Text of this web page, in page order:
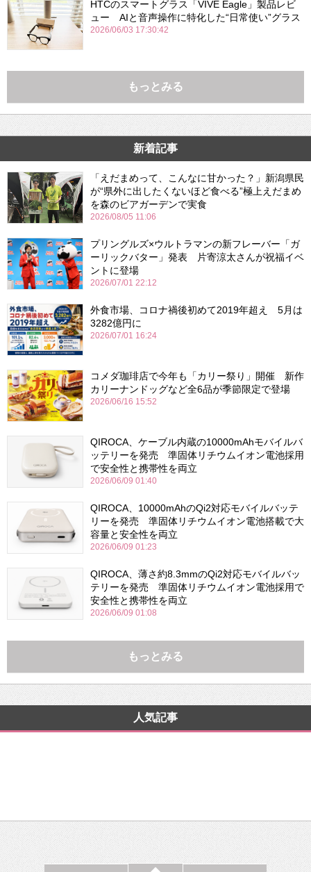
HTCのスマートグラス「VIVE Eagle」製品レビ
ュー AIと音声操作に特化した“日常使い”グラス
2026/06/03 17:30:42
もっとみる
新着記事
「えだまめって、こんなに甘かった？」新潟県民
が“県外に出したくないほど食べる”極上えだまめ
を森のビアガーデンで実食
2026/08/05 11:06
プリングルズ×ウルトラマンの新フレーバー「ガ
ーリックバター」発表 片寄涼太さんが祝福イベ
ントに登場
2026/07/01 22:12
外食市場、コロナ禍後初めて2019年超え 5月は
3282億円に
2026/07/01 16:24
コメダ珈琲店で今年も「カリー祭り」開催 新作
カリーナンドッグなど全6品が季節限定で登場
2026/06/16 15:52
QIROCA、ケーブル内蔵の10000mAhモバイルバ
ッテリーを発売 準固体リチウムイオン電池採用
で安全性と携帯性を両立
2026/06/09 01:40
QIROCA、10000mAhのQi2対応モバイルバッテ
リーを発売 準固体リチウムイオン電池搭載で大
容量と安全性を両立
2026/06/09 01:23
QIROCA、薄さ約8.3mmのQi2対応モバイルバッ
テリーを発売 準固体リチウムイオン電池採用で
安全性と携帯性を両立
2026/06/09 01:08
もっとみる
人気記事